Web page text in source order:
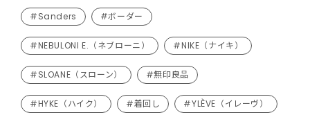
#Sanders #ボーダー
#NEBULONI E.（ネブローニ） #NIKE（ナイキ）
#SLOANE（スローン） #無印良品
#HYKE（ハイク） #着回し #YLÈVE（イレーヴ）